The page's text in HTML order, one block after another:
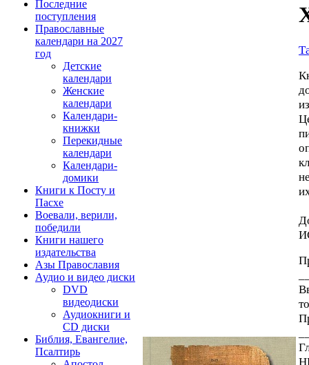
Последние
поступления
Православные
календари на 2027
год
Детские
календари
Женские
календари
Календари-
книжки
Перекидные
календари
Календари-
домики
Книги к Посту и
Пасхе
Воевали, верили,
победили
Книги нашего
издательства
Азы Православия
Аудио и видео диски
DVD
видеодиски
Аудиокниги и
CD диски
Библия, Евангелие,
Псалтирь